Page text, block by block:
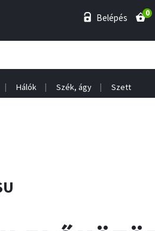
Belépés 0
Hálók Szék, ágy Szett